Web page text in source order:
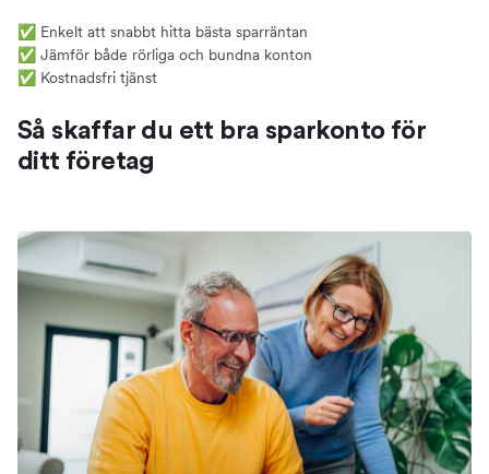
✅ Enkelt att snabbt hitta bästa sparräntan
✅ Jämför både rörliga och bundna konton
✅ Kostnadsfri tjänst
Så skaffar du ett bra sparkonto för
ditt företag